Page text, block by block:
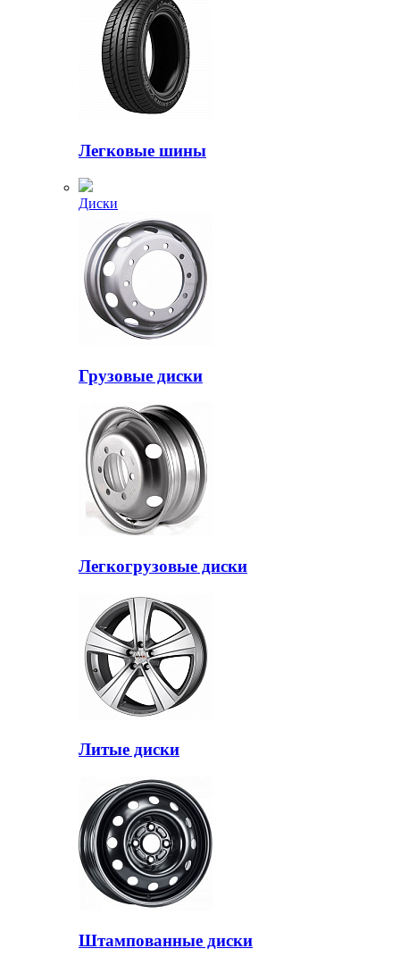
Легковые шины
Диски
Грузовые диски
Легкогрузовые диски
Литые диски
Штампованные диски